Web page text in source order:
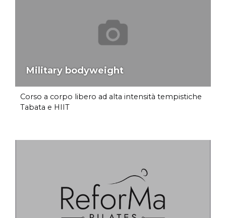
Military bodyweight
Corso a corpo libero ad alta intensità tempistiche
Tabata e HIIT